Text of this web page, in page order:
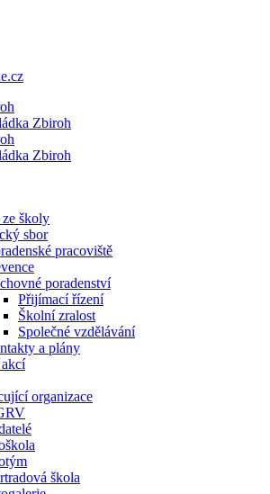
Zbiroh
Zbiroh
školy
sbor
pracoviště
poradenství
Přijímací řízení
Školní zralost
Společné vzdělávání
a plány
organizace
škola